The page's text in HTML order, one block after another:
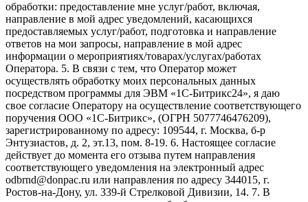
обработки: предоставление мне услуг/работ, включая,
направление в мой адрес уведомлений, касающихся
предоставляемых услуг/работ, подготовка и направление
ответов на мои запросы, направление в мой адрес
информации о мероприятиях/товарах/услугах/работах
Оператора. 5. В связи с тем, что Оператор может
осуществлять обработку моих персональных данных
посредством программы для ЭВМ «1С-Битрикс24», я даю
свое согласие Оператору на осуществление соответствующего
поручения ООО «1С-Битрикс», (ОГРН 5077746476209),
зарегистрированному по адресу: 109544, г. Москва, б-р
Энтузиастов, д. 2, эт.13, пом. 8-19. 6. Настоящее согласие
действует до момента его отзыва путем направления
соответствующего уведомления на электронный адрес
odbrnd@donpac.ru или направления по адресу 344015, г.
Ростов-на-Дону, ул. 339-й Стрелковой Дивизии, 14. 7. В